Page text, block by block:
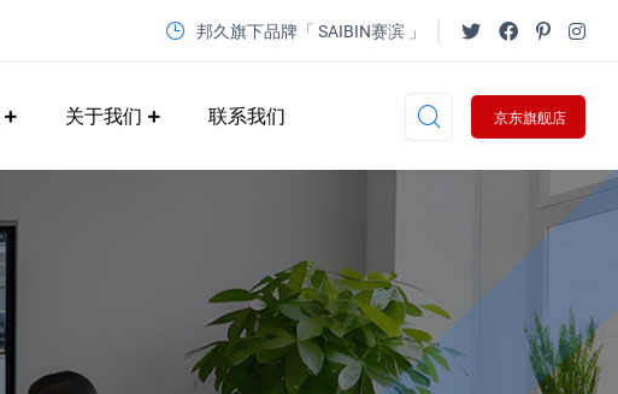
邦久旗下品牌「 SAIBIN赛滨 」
关于我们 联系我们 京东旗舰店